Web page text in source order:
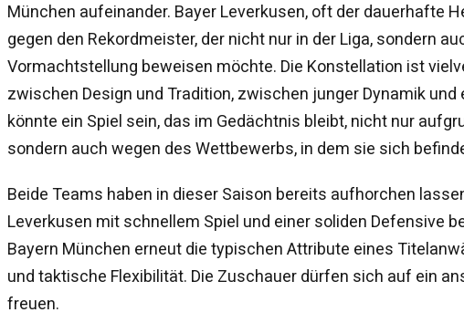
München aufeinander. Bayer Leverkusen, oft der dauerhafte
gegen den Rekordmeister, der nicht nur in der Liga, sondern
Vormachtstellung beweisen möchte. Die Konstellation ist
zwischen Design und Tradition, zwischen junger Dynamik und
könnte ein Spiel sein, das im Gedächtnis bleibt, nicht nur
sondern auch wegen des Wettbewerbs, in dem sie sich
Beide Teams haben in dieser Saison bereits aufhorchen
Leverkusen mit schnellem Spiel und einer soliden Defensive
Bayern München erneut die typischen Attribute eines
und taktische Flexibilität. Die Zuschauer dürfen sich auf ein
freuen.